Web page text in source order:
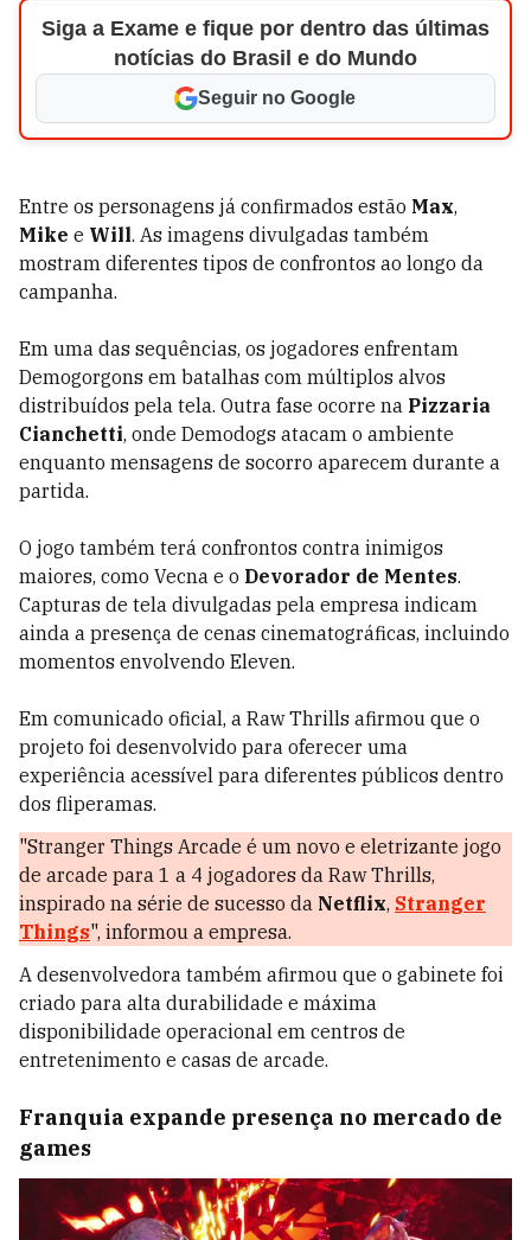
Siga a Exame e fique por dentro das últimas
notícias do Brasil e do Mundo
Seguir no Google
Entre os personagens já confirmados estão Max,
Mike e Will. As imagens divulgadas também
mostram diferentes tipos de confrontos ao longo da
campanha.
Em uma das sequências, os jogadores enfrentam
Demogorgons em batalhas com múltiplos alvos
distribuídos pela tela. Outra fase ocorre na Pizzaria
Cianchetti, onde Demodogs atacam o ambiente
enquanto mensagens de socorro aparecem durante a
partida.
O jogo também terá confrontos contra inimigos
maiores, como Vecna e o Devorador de Mentes.
Capturas de tela divulgadas pela empresa indicam
ainda a presença de cenas cinematográficas, incluindo
momentos envolvendo Eleven.
Em comunicado oficial, a Raw Thrills afirmou que o
projeto foi desenvolvido para oferecer uma
experiência acessível para diferentes públicos dentro
dos fliperamas.
"Stranger Things Arcade é um novo e eletrizante jogo
de arcade para 1 a 4 jogadores da Raw Thrills,
inspirado na série de sucesso da Netflix, Stranger
Things", informou a empresa.
A desenvolvedora também afirmou que o gabinete foi
criado para alta durabilidade e máxima
disponibilidade operacional em centros de
entretenimento e casas de arcade.
Franquia expande presença no mercado de
games